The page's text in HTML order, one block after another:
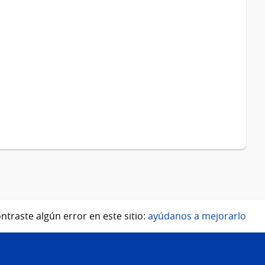
algún error en este sitio: ayúdanos a mejorarlo